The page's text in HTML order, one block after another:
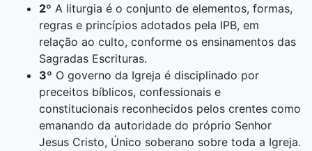
2º A liturgia é o conjunto de elementos, formas,
regras e princípios adotados pela IPB, em
relação ao culto, conforme os ensinamentos das
Sagradas Escrituras.
3º O governo da Igreja é disciplinado por
preceitos bíblicos, confessionais e
constitucionais reconhecidos pelos crentes como
emanando da autoridade do próprio Senhor
Jesus Cristo, Único soberano sobre toda a Igreja.